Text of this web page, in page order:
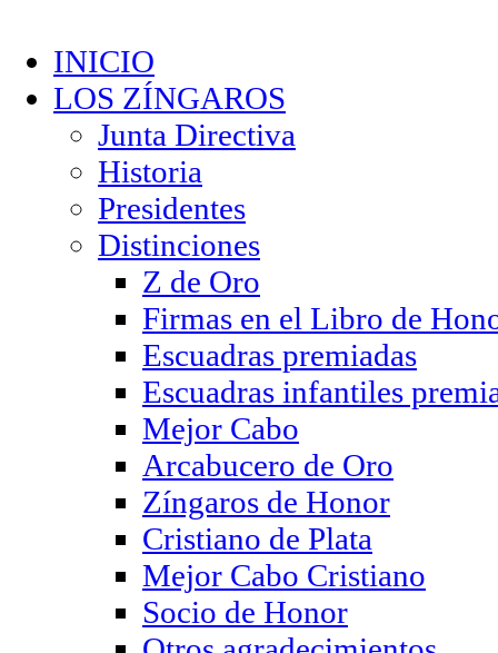
INICIO
LOS ZÍNGAROS
Junta Directiva
Historia
Presidentes
Distinciones
Z de Oro
Firmas en el Libro de
Escuadras premiadas
Escuadras infantiles
Mejor Cabo
Arcabucero de Oro
Zíngaros de Honor
Cristiano de Plata
Mejor Cabo Cristiano
Socio de Honor